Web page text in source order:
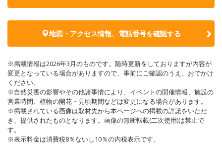
地図・アクセス情報、電話番号を確認する
※掲載情報は2026年3月のものです。随時更新をしておりますが内容が
変更となっている場合がありますので、事前にご確認のうえ、おでかけ
ください。
※自然災害の影響やその他諸事情により、イベントの開催情報、施設の
営業時間、植物の開花・見頃期間などは変更になる場合があります。
※掲載されている画像は取材先から本ページへの掲載の許諾をいただ
き、提供されたものとなります。画像の無断転載(二次使用)は禁止で
す。
※表示料金は消費税8％ないし10％の内税表示です。